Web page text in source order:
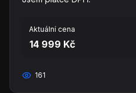
Aktuální cena
14 999 Kč
161